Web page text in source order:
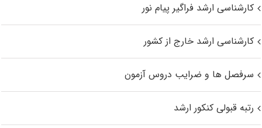
کارشناسی ارشد فراگیر پیام نور
کارشناسی ارشد خارج از کشور
سرفصل ها و ضرایب دروس آزمون
رتبه قبولی کنکور ارشد